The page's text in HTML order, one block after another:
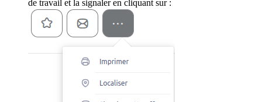
de travail et la signaler en cliquant sur :